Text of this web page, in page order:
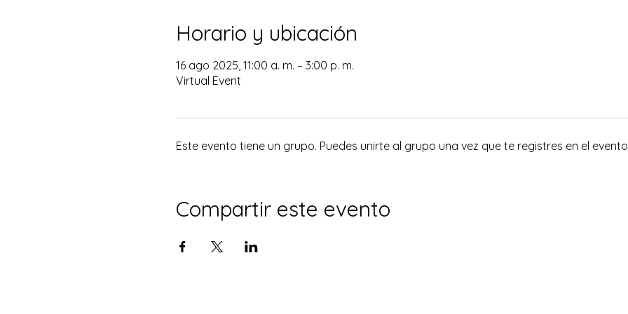
Horario y ubicación
16 ago 2025, 11:00 a. m. – 3:00 p. m.
Virtual Event
Este evento tiene un grupo. Puedes unirte al grupo una vez que te registres en el
Compartir este evento